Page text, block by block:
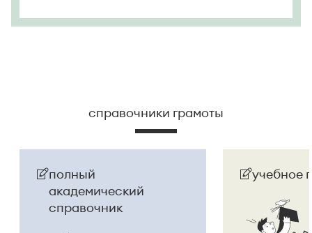
справочники грамоты
полный
академический
справочник
учебное